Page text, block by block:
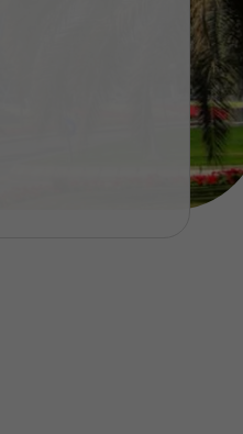
tem ainda ao seu
todos os dias úteis das
14:00.